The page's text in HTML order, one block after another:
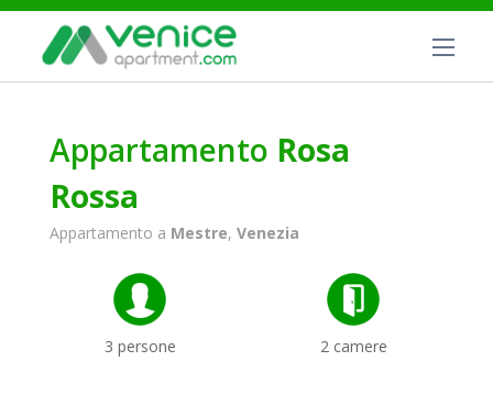
Appartamento Rosa
Rossa
Appartamento a Mestre, Venezia
3 persone 2 camere